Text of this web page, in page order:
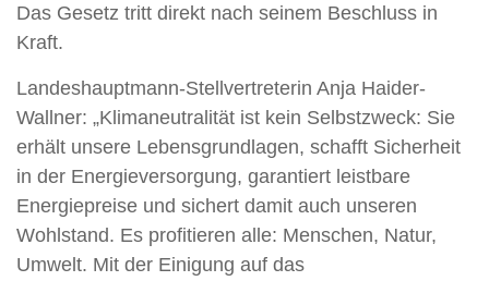
Das Gesetz tritt direkt nach seinem Beschluss in
Kraft.
Landeshauptmann-Stellvertreterin Anja Haider-
Wallner: „Klimaneutralität ist kein Selbstzweck: Sie
erhält unsere Lebensgrundlagen, schafft Sicherheit
in der Energieversorgung, garantiert leistbare
Energiepreise und sichert damit auch unseren
Wohlstand. Es profitieren alle: Menschen, Natur,
Umwelt. Mit der Einigung auf das